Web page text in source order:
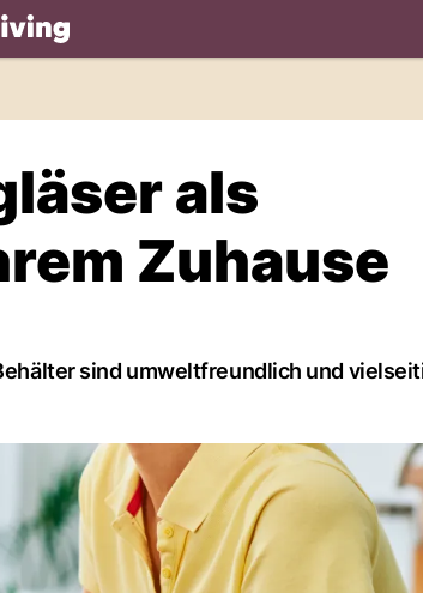
als
Zuhause
sind umweltfreundlich und